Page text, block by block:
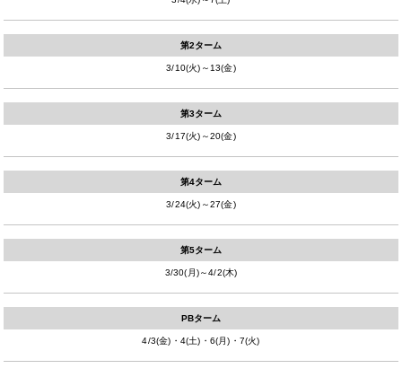
第2ターム
3/10(火)～13(金)
第3ターム
3/17(火)～20(金)
第4ターム
3/24(火)～27(金)
第5ターム
3/30(月)～4/2(木)
PBターム
4/3(金)・4(土)・6(月)・7(火)